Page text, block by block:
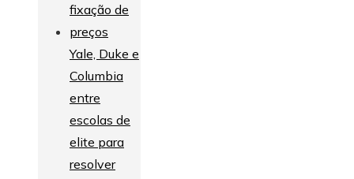
Yale, Duke e
Columbia
entre
escolas de
elite para
resolver